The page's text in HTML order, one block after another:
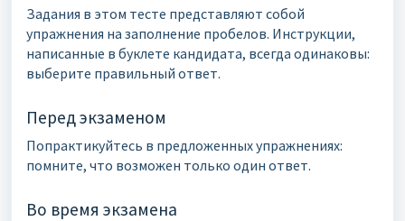
Задания в этом тесте представляют собой
упражнения на заполнение пробелов. Инструкции,
написанные в буклете кандидата, всегда одинаковы:
выберите правильный ответ.
Перед экзаменом
Попрактикуйтесь в предложенных упражнениях:
помните, что возможен только один ответ.
Во время экзамена